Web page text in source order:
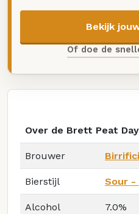
Bekijk
Of doe de
Over de Brett Peat
Brouwer
Bierstijl Sour -
Alcohol 7.0%